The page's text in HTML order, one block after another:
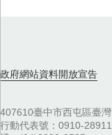
政府網站資料開放宣告
407610臺中市西屯區臺
行動代表號：0910-